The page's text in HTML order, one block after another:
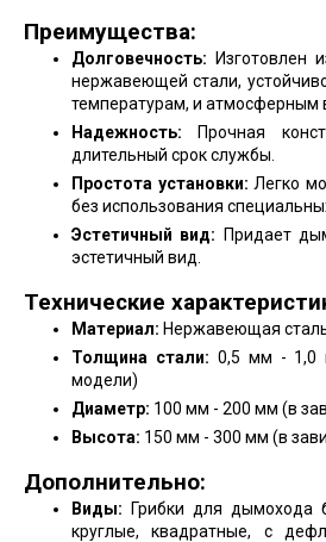
Преимущества:
Долговечность: Изготовлен
нержавеющей стали,
температурам, и атмосферным
Надежность: Прочная
длительный срок службы.
Простота установки: Легко
без использования
Эстетичный вид: Придает
эстетичный вид.
Технические
Материал: Нержавеющая
Толщина стали: 0,5 мм - 1,0
модели)
Диаметр: 100 мм - 200 мм (в
Высота: 150 мм - 300 мм (в
Дополнительно:
Виды: Грибки для дымохода
круглые, квадратные, с